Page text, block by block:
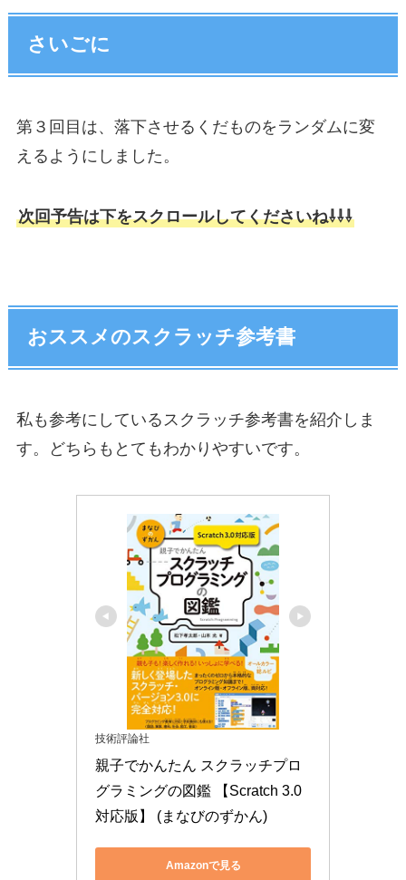
さいごに
第３回目は、落下させるくだものをランダムに変
えるようにしました。
次回予告は下をスクロールしてくださいね⇩⇩⇩
おススメのスクラッチ参考書
私も参考にしているスクラッチ参考書を紹介しま
す。どちらもとてもわかりやすいです。
技術評論社
親子でかんたん スクラッチプロ
グラミングの図鑑 【Scratch 3.0
対応版】 (まなびのずかん)
Amazonで見る